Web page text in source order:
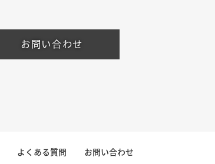
お問い合わせ
よくある質問 お問い合わせ